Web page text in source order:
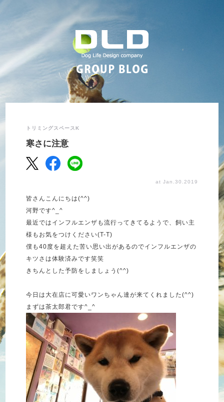
トリミングスペースK
寒さに注意
at Jan.30.2019
皆さんこんにちは(^^)
河野です^_^
最近ではインフルエンザも流行ってきてるようで、飼い主
様もお気をつけください(T-T)
僕も40度を超えた苦い思い出があるのでインフルエンザの
キツさは体験済みです笑笑
きちんとした予防をしましょう(^^)
今日は大在店に可愛いワンちゃん達が来てくれました(^^)
まずは茶太郎君です^_^